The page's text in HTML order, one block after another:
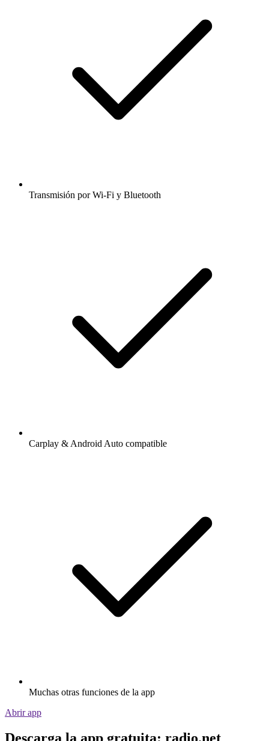
Transmisión por Wi-Fi y Bluetooth
Carplay & Android Auto compatible
Muchas otras funciones de la app
Abrir app